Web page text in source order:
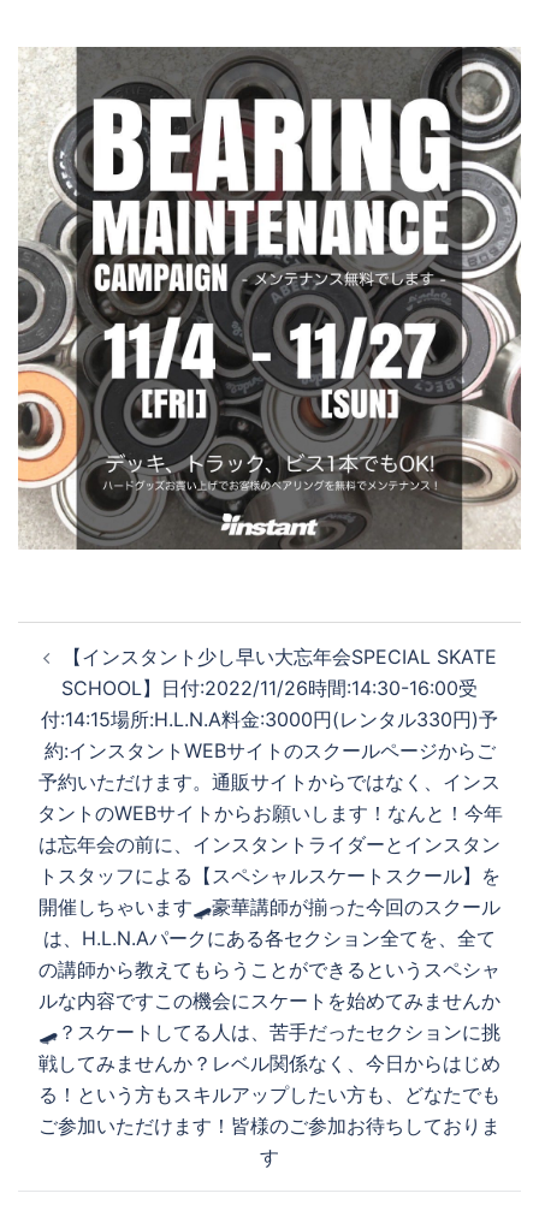
稿
ナ
ビ
ゲ
ー
シ
ョ
ン
【インスタント少し早い大忘年会SPECIAL SKATE
SCHOOL】日付:2022/11/26時間:14:30-16:00受
付:14:15場所:H.L.N.A料金:3000円(レンタル330円)予
約:インスタントWEBサイトのスクールページからご
予約いただけます。️通販サイトからではなく、インス
タントのWEBサイトからお願いします！なんと！今年
は忘年会の前に、インスタントライダーとインスタン
トスタッフによる【スペシャルスケートスクール】を
開催しちゃいます🛹豪華講師が揃った今回のスクール
は、H.L.N.Aパークにある各セクション全てを、全て
の講師から教えてもらうことができるというスペシャ
ルな内容ですこの機会にスケートを始めてみませんか
🛹？スケートしてる人は、苦手だったセクションに挑
戦してみませんか？レベル関係なく、今日からはじめ
る！という方もスキルアップしたい方も、どなたでも
ご参加いただけます！皆様のご参加お待ちしておりま
す️